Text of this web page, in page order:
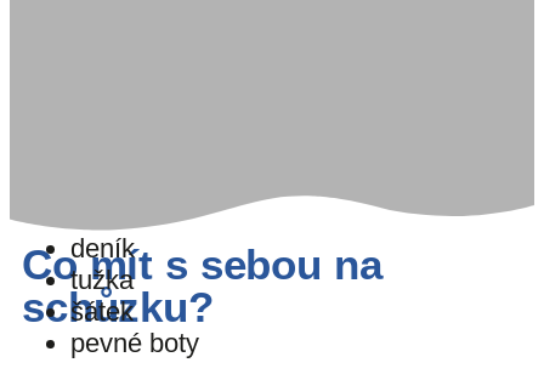
Co mít s sebou na
schůzku?
deník
tužka
šátek
pevné boty